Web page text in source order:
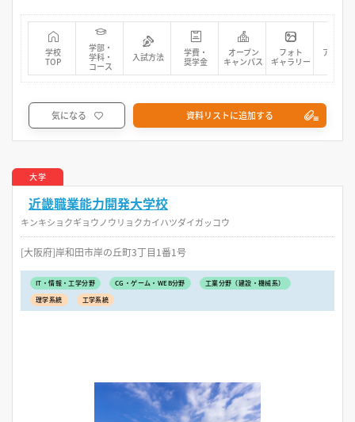
学校
TOP
学部・
学科・
コース
入試方法
学費・
奨学金
オープン
キャンパス
フォト
ギャラリー
アクセス
マップ
気になる 資料リストに追加する
大学
近畿職業能力開発大学校
キンキショクギョウノウリョクカイハツダイガッコウ
[大阪府]岸和田市岸の丘町3丁目1番1号
IT・情報・工学分野 CG・ゲーム・WEB分野
工業分野（建設・機械系）
理学系統
工学系統